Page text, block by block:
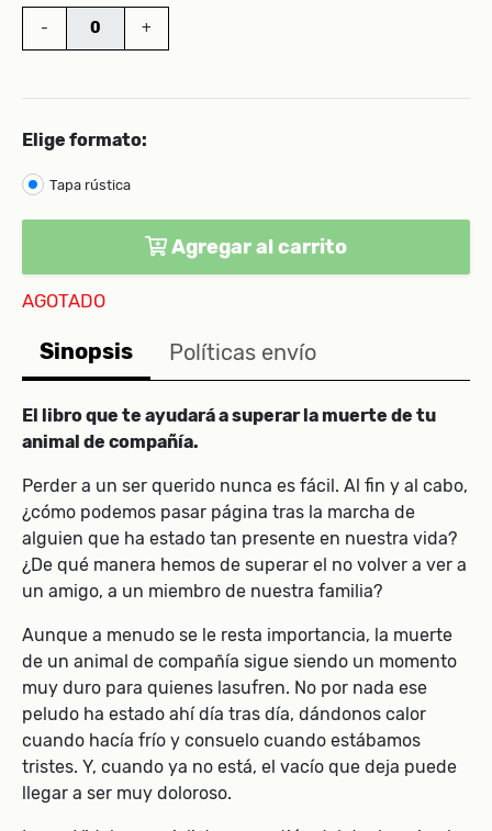
- +
Elige formato:
Tapa rústica
Agregar al carrito
AGOTADO
Sinopsis Políticas envío
El libro que te ayudará a superar la muerte de tu
animal de compañía.
Perder a un ser querido nunca es fácil. Al fin y al cabo,
¿cómo podemos pasar página tras la marcha de
alguien que ha estado tan presente en nuestra vida?
¿De qué manera hemos de superar el no volver a ver a
un amigo, a un miembro de nuestra familia?
Aunque a menudo se le resta importancia, la muerte
de un animal de compañía sigue siendo un momento
muy duro para quienes lasufren. No por nada ese
peludo ha estado ahí día tras día, dándonos calor
cuando hacía frío y consuelo cuando estábamos
tristes. Y, cuando ya no está, el vacío que deja puede
llegar a ser muy doloroso.